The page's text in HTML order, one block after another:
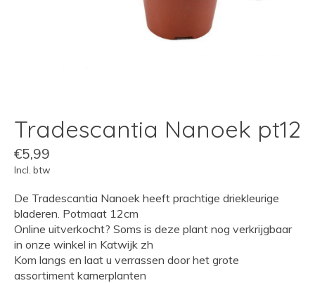
Tradescantia Nanoek pt12
€5,99
Incl. btw
De Tradescantia Nanoek heeft prachtige driekleurige
bladeren. Potmaat 12cm
Online uitverkocht? Soms is deze plant nog verkrijgbaar
in onze winkel in Katwijk zh
Kom langs en laat u verrassen door het grote
assortiment kamerplanten